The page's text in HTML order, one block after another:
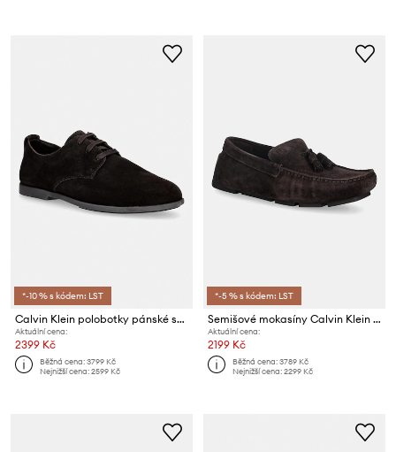
*-10 % s kódem: LST
Calvin Klein polobotky pánské semišové LOW PROF DERBY SU
Aktuální cena:
2399 Kč
Běžná cena:3799 Kč
Nejnižší cena:2599 Kč
*-5 % s kódem: LST
Semišové mokasíny Calvin Klein DRIVER TASSELS SU
Aktuální cena:
2199 Kč
Běžná cena:3789 Kč
Nejnižší cena:2299 Kč